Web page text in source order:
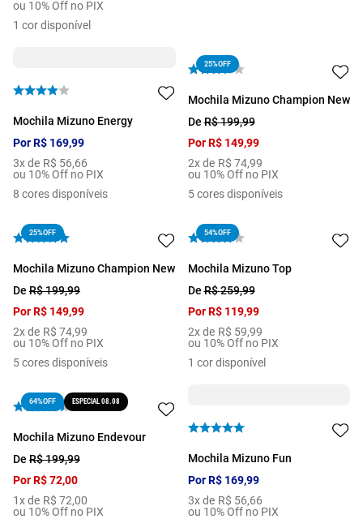
ou 10% Off no PIX
1 cor disponível
Mochila Mizuno Energy
PorR$ 169,99
3x de R$ 56,66
ou 10% Off no PIX
8 cores disponíveis
25%OFF
Mochila Mizuno Champion New
DeR$199,99
PorR$ 149,99
2x de R$ 74,99
ou 10% Off no PIX
5 cores disponíveis
25%OFF
Mochila Mizuno Champion New
De R$199,99
PorR$ 149,99
2x de R$ 74,99
ou 10% Off no PIX
5cores disponíveis
54%OFF
Mochila Mizuno Top
DeR$259,99
PorR$ 119,99
2x de R$ 59,99
ou 10% Off no PIX
1 cor disponível
64%OFF ESPECIAL 08.08
Mochila Mizuno Endevour
De R$199,99
PorR$72,00
1x de R$ 72,00
ou 10% Off no PIX
Mochila Mizuno Fun
PorR$ 169,99
3x de R$ 56,66
ou 10% Off no PIX